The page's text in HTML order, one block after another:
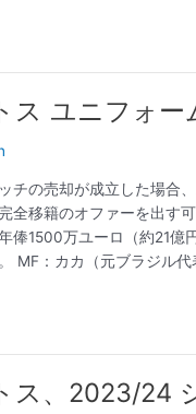
ス ユニフォー
チの売却が成立した場合
全移籍のオファーを出す
俸1500万ユーロ（約21億
MF：カカ（元ブラジル代
ス、2023/24